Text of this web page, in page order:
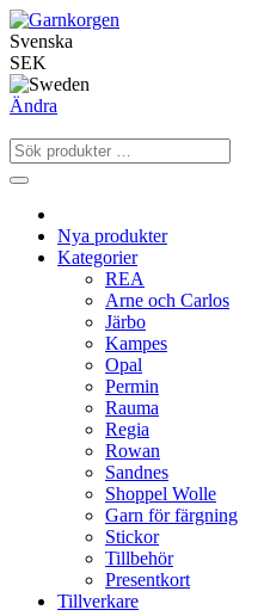
Svenska
SEK
Ändra
Nya produkter
Kategorier
REA
Arne och Carlos
Järbo
Kampes
Opal
Permin
Rauma
Regia
Rowan
Sandnes
Shoppel Wolle
Garn för färgning
Stickor
Tillbehör
Presentkort
Tillverkare